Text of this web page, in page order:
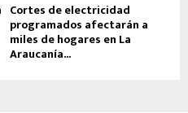
Cortes de electricidad
programados afectarán a
miles de hogares en La
Araucanía...